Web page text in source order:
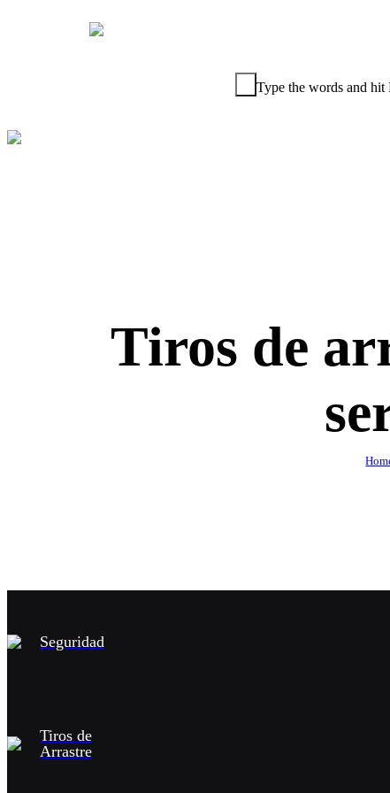
Type the words and hit
Tiros de
Seguridad
Tiros de
Arrastre